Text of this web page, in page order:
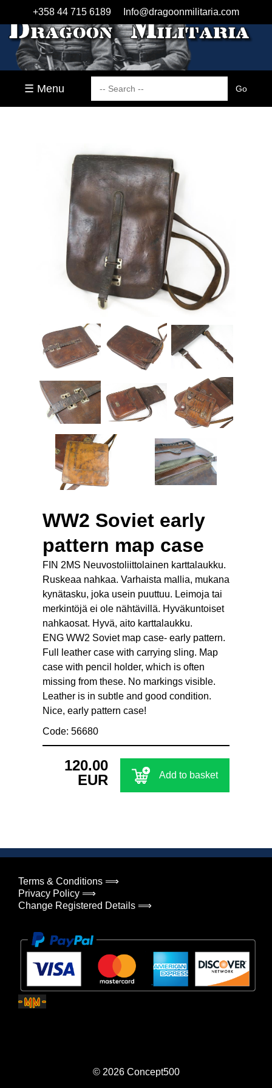
+358 44 715 6189 Info@dragoonmilitaria.com
☰ Menu
WW2 Soviet early
pattern map case
FIN 2MS Neuvostoliittolainen karttalaukku.
Ruskeaa nahkaa. Varhaista mallia, mukana
kynätasku, joka usein puuttuu. Leimoja tai
merkintöjä ei ole nähtävillä. Hyväkuntoiset
nahkaosat. Hyvä, aito karttalaukku.
ENG WW2 Soviet map case- early pattern.
Full leather case with carrying sling. Map
case with pencil holder, which is often
missing from these. No markings visible.
Leather is in subtle and good condition.
Nice, early pattern case!
Code: 56680
120.00
EUR
Add to basket
Terms & Conditions ⟹
Privacy Policy ⟹
Change Registered Details ⟹
© 2026 Concept500